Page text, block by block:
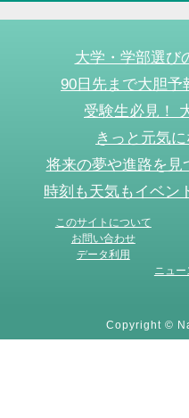
大学・学部選び
90日先まで大胆予
受験生必見！
きっと元気
将来の夢や進路を見
時刻も天気もイベン
このサイトについて
お問い合わせ
データ利用
ニュー
Copyright ©